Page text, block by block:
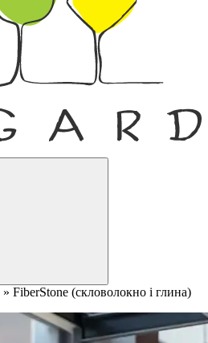
» FiberStone (скловолокно і глина)